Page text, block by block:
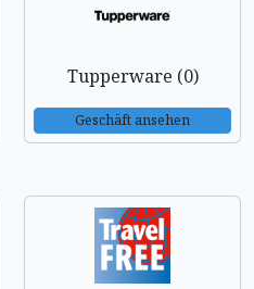
Tupperware (0)
Geschäft ansehen